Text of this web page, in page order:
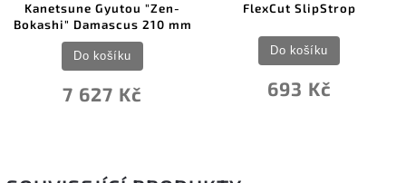
Kanetsune Gyutou "Zen-
Bokashi" Damascus 210 mm
7 627 Kč
Do košíku
FlexCut SlipStrop
693 Kč
Do košíku